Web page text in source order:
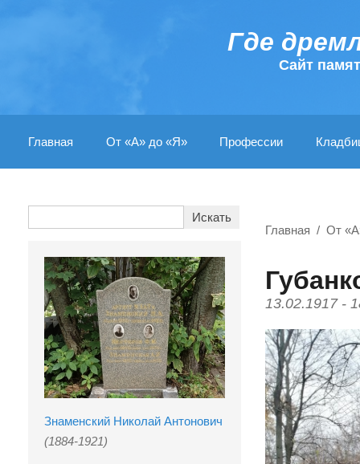
Где
Cайт
Главная От «А» до «Я» Профессии
Знаменский Николай Антонович
(1884-1921)
Главная От
13.02.1917 -